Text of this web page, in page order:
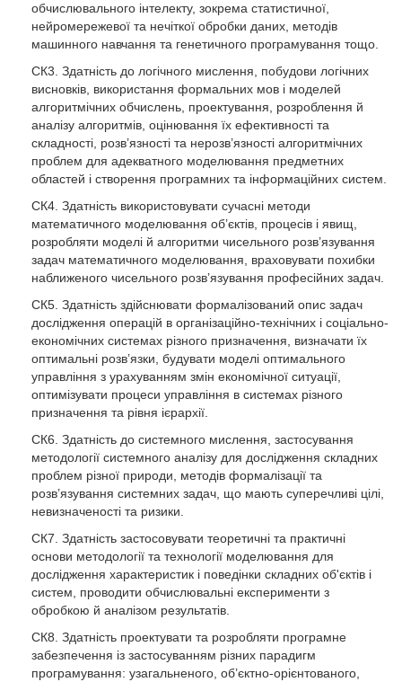
обчислювального інтелекту, зокрема статистичної,
нейромережевої та нечіткої обробки даних, методів
машинного навчання та генетичного програмування тощо.
СК3. Здатність до логічного мислення, побудови логічних
висновків, використання формальних мов і моделей
алгоритмічних обчислень, проектування, розроблення й
аналізу алгоритмів, оцінювання їх ефективності та
складності, розв’язності та нерозв’язності алгоритмічних
проблем для адекватного моделювання предметних
областей і створення програмних та інформаційних систем.
СК4. Здатність використовувати сучасні методи
математичного моделювання об’єктів, процесів і явищ,
розробляти моделі й алгоритми чисельного розв’язування
задач математичного моделювання, враховувати похибки
наближеного чисельного розв’язування професійних задач.
СК5. Здатність здійснювати формалізований опис задач
дослідження операцій в організаційно-технічних і соціально-
економічних системах різного призначення, визначати їх
оптимальні розв’язки, будувати моделі оптимального
управління з урахуванням змін економічної ситуації,
оптимізувати процеси управління в системах різного
призначення та рівня ієрархії.
СК6. Здатність до системного мислення, застосування
методології системного аналізу для дослідження складних
проблем різної природи, методів формалізації та
розв’язування системних задач, що мають суперечливі цілі,
невизначеності та ризики.
СК7. Здатність застосовувати теоретичні та практичні
основи методології та технології моделювання для
дослідження характеристик і поведінки складних об'єктів і
систем, проводити обчислювальні експерименти з
обробкою й аналізом результатів.
СК8. Здатність проектувати та розробляти програмне
забезпечення із застосуванням різних парадигм
програмування: узагальненого, об’єктно-орієнтованого,